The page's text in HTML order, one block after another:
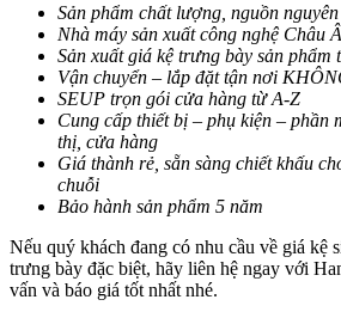
Sản phẩm chất lượng, nguồn
Nhà máy sản xuất công nghệ Châu
Sản xuất giá kệ trưng bày sản phẩm
Vận chuyển – lắp đặt tận nơi
SEUP trọn gói cửa hàng từ A-Z
Cung cấp thiết bị – phụ kiện – phần
thị, cửa hàng
Giá thành rẻ, sẵn sàng chiết khấu
chuỗi
Bảo hành sản phẩm 5 năm
Nếu quý khách đang có nhu cầu về giá kệ
trưng bày đặc biệt, hãy liên hệ ngay với
vấn và báo giá tốt nhất nhé.